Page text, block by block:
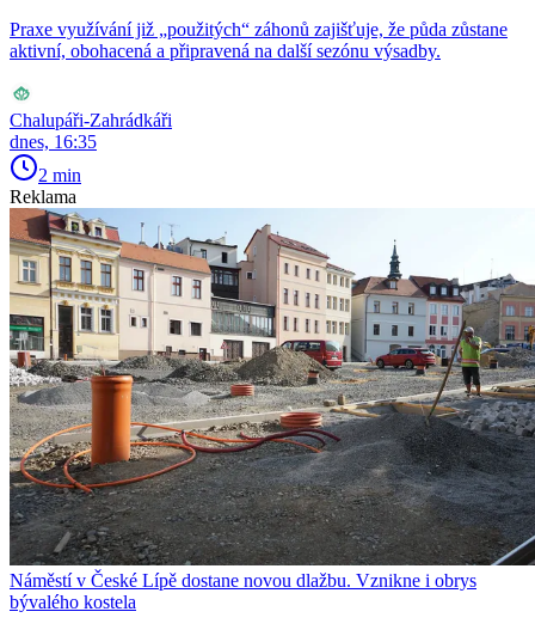
Praxe využívání již „použitých“ záhonů zajišťuje, že půda zůstane
aktivní, obohacená a připravená na další sezónu výsadby.
Chalupáři-Zahrádkáři
dnes, 16:35
2 min
Reklama
Náměstí v České Lípě dostane novou dlažbu. Vznikne i obrys
bývalého kostela